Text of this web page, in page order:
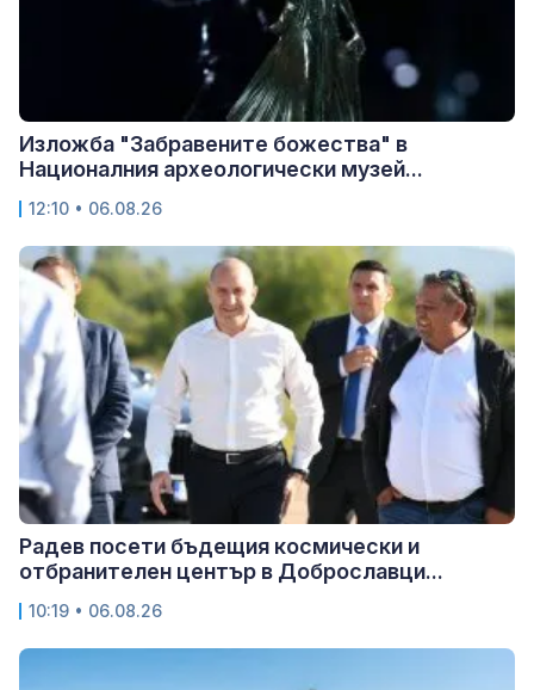
Изложба "Забравените божества" в
Националния археологически музей...
12:10 • 06.08.26
Радев посети бъдещия космически и
отбранителен център в Доброславци...
10:19 • 06.08.26